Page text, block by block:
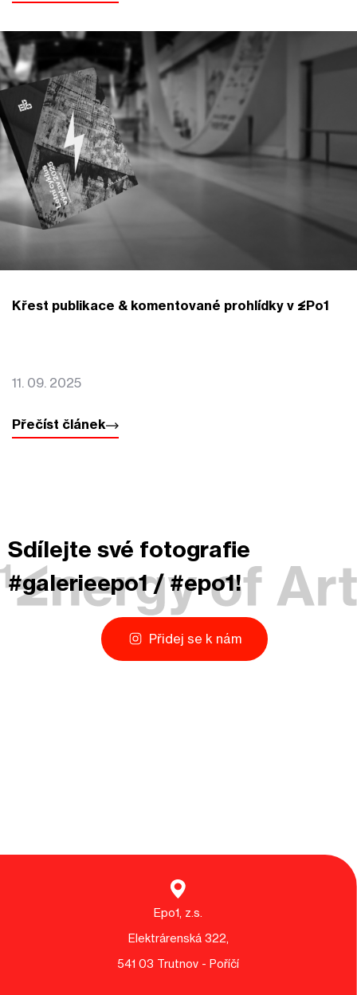
Křest publikace & komentované prohlídky v EPo1
11. 09. 2025
Přečíst článek
Sdílejte své fotografie
#galerieepo1 / #epo1!
Přidej se k nám
Epo1, z.s.
Elektrárenská 322,
541 03 Trutnov - Poříčí